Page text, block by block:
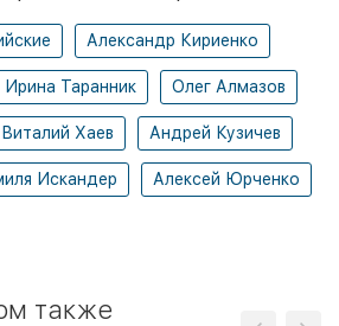
Александр Кириенко
Ирина Таранник Олег Алмазов
Виталий Хаев Андрей Кузичев
Искандер Алексей Юрченко
также